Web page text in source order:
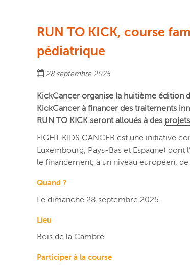
RUN TO KICK, course
pédiatrique
28 septembre 2025
KickCancer organise la huitième édition
KickCancer à financer des traitements
RUN TO KICK seront alloués à des
FIGHT KIDS CANCER est une initiative
Luxembourg, Pays-Bas et Espagne)
le financement, à un niveau européen,
Quand ?
Le dimanche 28 septembre 2025.
Lieu
Bois de la Cambre
Participer à la course